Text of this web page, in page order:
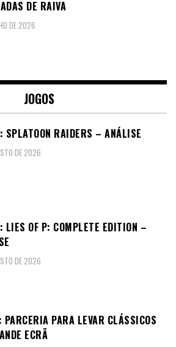
DE RAIVA
DE 2026
JOGOS
SPLATOON RAIDERS – ANÁLISE
DE 2026
LIES OF P: COMPLETE EDITION –
DE 2026
PARA LEVAR CLÁSSICOS
ECRÃ